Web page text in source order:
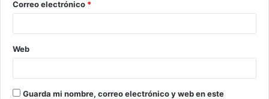
Correo electrónico *
Web
Guarda mi nombre, correo electrónico y web en este